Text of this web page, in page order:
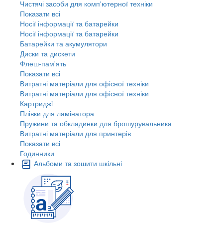
Чистячі засоби для комп'ютерної техніки
Показати всі
Носії інформації та батарейки
Носії інформації та батарейки
Батарейки та акумулятори
Диски та дискети
Флеш-пам'ять
Показати всі
Витратні матеріали для офісної техніки
Витратні матеріали для офісної техніки
Картриджi
Плівки для ламінатора
Пружини та обкладинки для брошурувальника
Витратні матеріали для принтерів
Показати всі
Годинники
Альбоми та зошити шкільні